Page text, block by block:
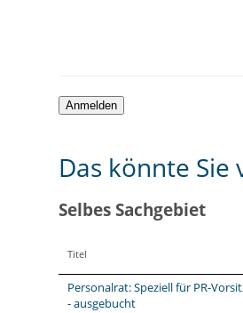
Das könnte
Selbes Sachgebiet
Titel
Personalrat: Speziell für PR-
- ausgebucht